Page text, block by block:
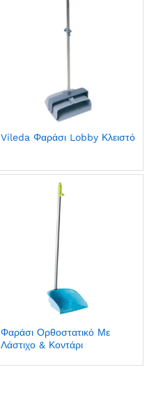
Vileda Φαράσι Lobby Κλειστό
Φαράσι Ορθοστατικό Με
Λάστιχο & Κοντάρι